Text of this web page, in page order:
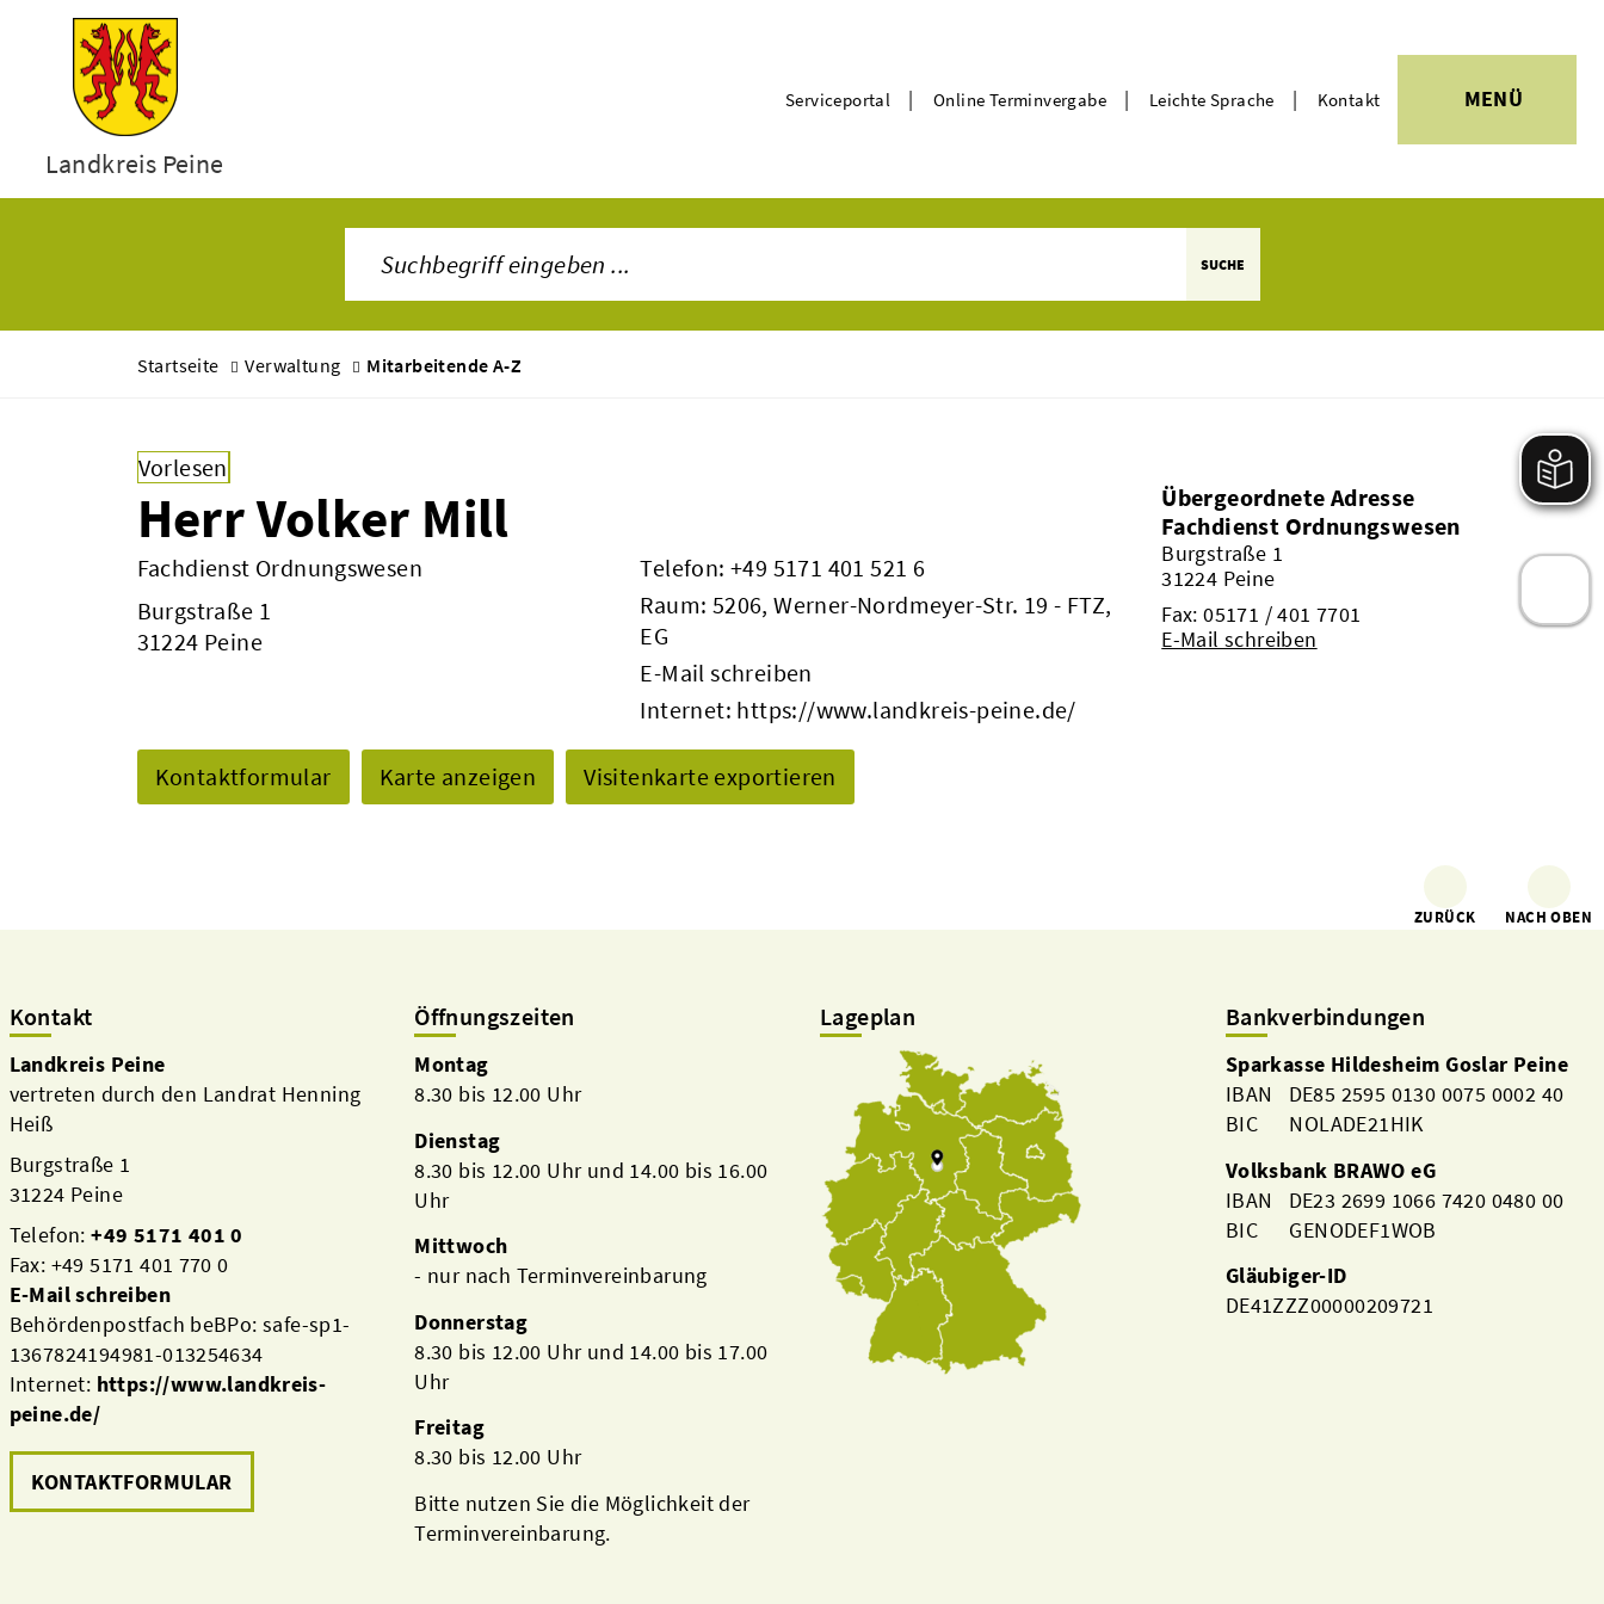
Landkreis Peine
Serviceportal | Online Terminvergabe | Leichte Sprache | Kontakt MENÜ
SUCHE
Startseite Verwaltung Mitarbeitende A-Z
Vorlesen
Herr Volker Mill
Fachdienst Ordnungswesen
Burgstraße 1
31224 Peine
Telefon: +49 5171 401 521 6
Raum: 5206, Werner-Nordmeyer-Str. 19 - FTZ,
EG
E-Mail schreiben
Internet: https://www.landkreis-peine.de/
Kontaktformular Karte anzeigen Visitenkarte exportieren
Übergeordnete Adresse
Fachdienst Ordnungswesen
Burgstraße 1
31224 Peine
Fax: 05171 / 401 7701
E-Mail schreiben
ZURÜCK NACH OBEN
Kontakt
Landkreis Peine
vertreten durch den Landrat Henning
Heiß
Burgstraße 1
31224 Peine
Telefon:+49 5171 401 0
Fax: +49 5171 401 770 0
E-Mail schreiben
Behördenpostfach beBPo: safe-sp1-
1367824194981-013254634
Internet: https://www.landkreis-
peine.de/
KONTAKTFORMULAR
Öffnungszeiten
Montag
8.30 bis 12.00 Uhr
Dienstag
8.30 bis 12.00 Uhr und 14.00 bis 16.00
Uhr
Mittwoch
- nur nach Terminvereinbarung
Donnerstag
8.30 bis 12.00 Uhr und 14.00 bis 17.00
Uhr
Freitag
8.30 bis 12.00 Uhr
Bitte nutzen Sie die Möglichkeit der
Terminvereinbarung.
Lageplan Bankverbindungen
Sparkasse Hildesheim Goslar Peine
IBAN DE85 2595 0130 0075 0002 40
BIC NOLADE21HIK
Volksbank BRAWO eG
IBAN DE23 2699 1066 7420 0480 00
BIC GENODEF1WOB
Gläubiger-ID
DE41ZZZ00000209721